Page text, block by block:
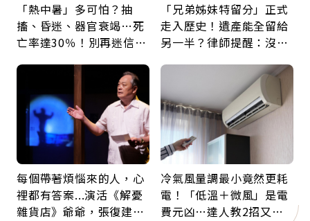
「熱中暑」多可怕？抽
搐、昏迷、器官衰竭…死
亡率達30％！別再迷信
5招才能真救命
「兄弟姊妹特留分」正式
走入歷史！遺產能全留給
另一半？律師提醒：沒做
每個帶著煩惱來的人，心
裡都有答案...演活《解憂
雜貨店》爺爺，張復建：
冷氣風量調最小竟然更耗
電！「低溫＋微風」是電
費元凶…達人教2招又涼